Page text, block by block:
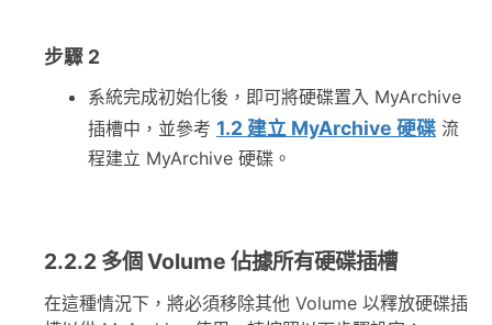
步驟 2
系統完成初始化後，即可將硬碟置入 MyArchive
插槽中，並參考 1.2 建立 MyArchive 硬碟 流
程建立 MyArchive 硬碟。
2.2.2 多個 Volume 佔據所有硬碟插槽
在這種情況下，將必須移除其他 Volume 以釋放硬碟插